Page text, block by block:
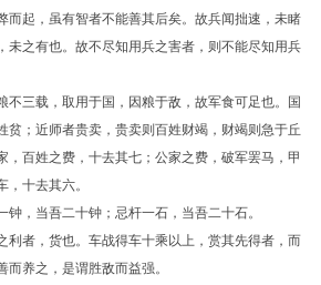
而起，虽有智者不能善其后矣。故兵闻拙速，未睹
未之有也。故不尽知用兵之害者，则不能尽知用兵
不三载，取用于国，因粮于敌，故军食可足也。国
贫；近师者贵卖，贵卖则百姓财竭，财竭则急于丘
，百姓之费，十去其七；公家之费，破军罢马，甲
十去其六。
钟，当吾二十钟；忌杆一石，当吾二十石。
利者，货也。车战得车十乘以上，赏其先得者，而
养之，是谓胜敌而益强。